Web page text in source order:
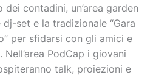
contadini, un’area garden
set e la tradizionale “Gara
per sfidarsi con gli amici e
PodCap i giovani
talk, proiezioni e